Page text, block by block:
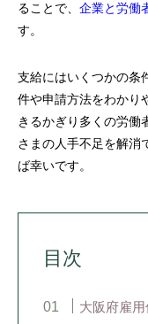
ることで、 企業と労働
す。
支給にはいくつかの条
件や申請方法をわかり
きるかぎり多くの労働
さまの人手不足を解消
ば幸いです。
目次
大阪府雇